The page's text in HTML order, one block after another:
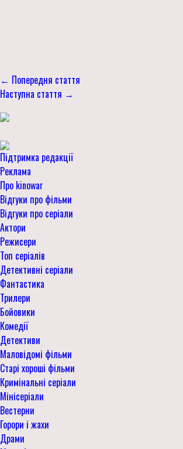
← Попередня стаття
Наступна стаття →
Підтримка редакції
Реклама
Про kinowar
Відгуки про фільми
Відгуки про серіали
Актори
Режисери
Топ серіалів
Детективні серіали
Фантастика
Трилери
Бойовики
Комедії
Детективи
Маловідомі фільми
Старі хороші фільми
Кримінальні серіали
Мінісеріали
Вестерни
Горори і жахи
Драми